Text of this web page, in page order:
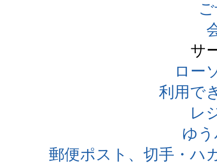
サ
ロー
利用で
レ
ゆ
郵便ポスト、切手・ハ